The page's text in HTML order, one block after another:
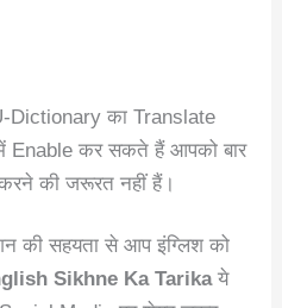
Dictionary का Translate
Enable कर सकते हैं आपको बार
की जरूरत नहीं हैं।
की सहयता से आप इंग्लिश को
Sikhne Ka Tarikaये